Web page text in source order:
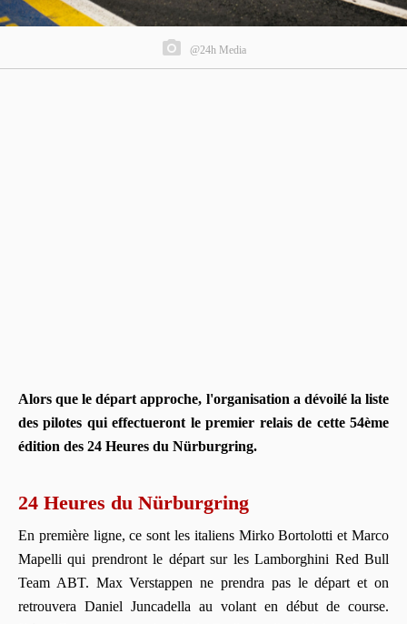
@24h Media
Alors que le départ approche, l'organisation a dévoilé la liste
des pilotes qui effectueront le premier relais de cette 54ème
édition des 24 Heures du Nürburgring.
24 Heures du Nürburgring
En première ligne, ce sont les italiens Mirko Bortolotti et Marco
Mapelli qui prendront le départ sur les Lamborghini Red Bull
Team ABT. Max Verstappen ne prendra pas le départ et on
retrouvera Daniel Juncadella au volant en début de course.